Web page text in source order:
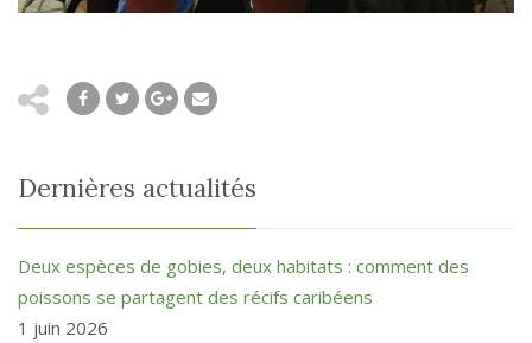
Dernières actualités
Deux espèces de gobies, deux habitats : comment des
poissons se partagent des récifs caribéens
1 juin 2026